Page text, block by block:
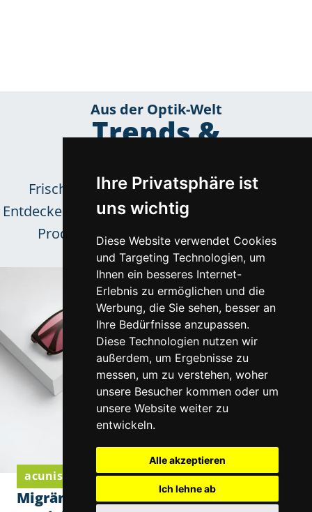
Ihre Privatsphäre ist
uns wichtig
Diese Website verwendet Cookies
und Targeting Technologien, um
Ihnen ein besseres Internet-
Erlebnis zu ermöglichen und die
Werbung, die Sie sehen, besser an
Ihre Bedürfnisse anzupassen.
Diese Technologien nutzen wir
außerdem, um Ergebnisse zu
messen, um zu verstehen, woher
unsere Besucher kommen oder um
unsere Website weiter zu
entwickeln.
Alle akzeptieren
Ich lehne ab
Aus der Optik-Welt
Trends &
Frische Inspirationen für das Sortiment.
Entdecken Sie neue Kollektionen und innovative
Produkttrends unserer zuverlässigen
Lieferpartner.
acunis Komfortgläser von Eschenbach Optik
Migräne und Lichtempfindlichkeit: Wie